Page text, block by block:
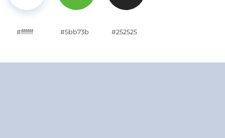
#ffffff #5bb73b #252525